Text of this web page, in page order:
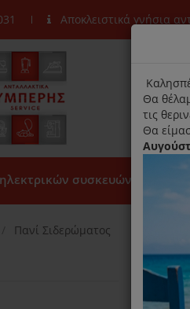
Αποκλειστικά γνήσια
συσκευών
Πανί Σιδερώματος
title
Θα
τις
Θα